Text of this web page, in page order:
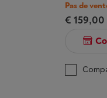
Pas de
€ 159,00